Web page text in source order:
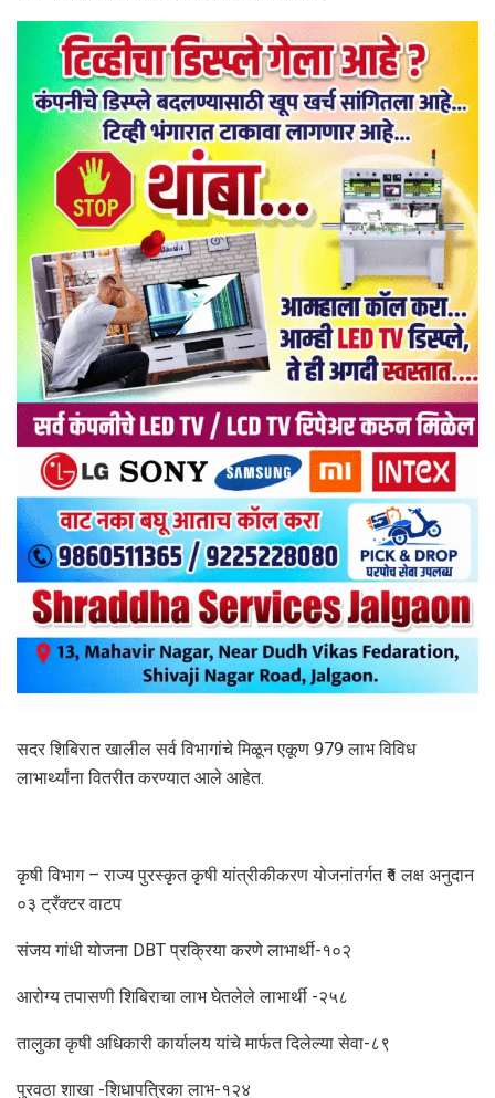
सदर शिबिरात खालील सर्व विभागांचे मिळून एकूण 979 लाभ विविध
लाभार्थ्यांना वितरीत करण्यात आले आहेत.
कृषी विभाग – राज्य पुरस्कृत कृषी यांत्रीकीकरण योजनांतर्गत ₹१ लक्ष अनुदान
०३ ट्रँक्टर वाटप
संजय गांधी योजना DBT प्रक्रिया करणे लाभार्थी-१०२
आरोग्य तपासणी शिबिराचा लाभ घेतलेले लाभार्थी -२५८
तालुका कृषी अधिकारी कार्यालय यांचे मार्फत दिलेल्या सेवा-८९
पुरवठा शाखा -शिधापत्रिका लाभ-१२४